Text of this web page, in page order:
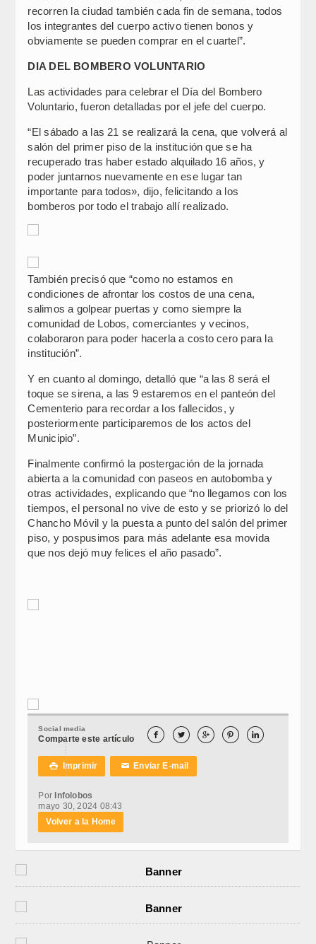
recorren la ciudad también cada fin de semana, todos
los integrantes del cuerpo activo tienen bonos y
obviamente se pueden comprar en el cuartel”.
DIA DEL BOMBERO VOLUNTARIO
Las actividades para celebrar el Día del Bombero
Voluntario, fueron detalladas por el jefe del cuerpo.
“El sábado a las 21 se realizará la cena, que volverá al
salón del primer piso de la institución que se ha
recuperado tras haber estado alquilado 16 años, y
poder juntarnos nuevamente en ese lugar tan
importante para todos», dijo, felicitando a los
bomberos por todo el trabajo allí realizado.
También precisó que “como no estamos en
condiciones de afrontar los costos de una cena,
salimos a golpear puertas y como siempre la
comunidad de Lobos, comerciantes y vecinos,
colaboraron para poder hacerla a costo cero para la
institución”.
Y en cuanto al domingo, detalló que “a las 8 será el
toque se sirena, a las 9 estaremos en el panteón del
Cementerio para recordar a los fallecidos, y
posteriormente participaremos de los actos del
Municipio”.
Finalmente confirmó la postergación de la jornada
abierta a la comunidad con paseos en autobomba y
otras actividades, explicando que “no llegamos con los
tiempos, el personal no vive de esto y se priorizó lo del
Chancho Móvil y la puesta a punto del salón del primer
piso, y pospusimos para más adelante esa movida
que nos dejó muy felices el año pasado”.
Social media
Comparte este artículo     
 Imprimir ✉Enviar E-mail
PorInfolobos
mayo 30, 2024 08:43
Volver a la Home